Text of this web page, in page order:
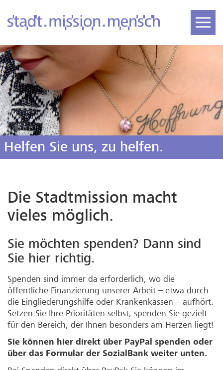
Helfen Sie uns, zu helfen.
Die Stadtmission macht
vieles möglich.
Sie möchten spenden? Dann sind
Sie hier richtig.
Spenden sind immer da erforderlich, wo die
öffentliche Finanzierung unserer Arbeit – etwa durch
die Eingliederungshilfe oder Krankenkassen – aufhört.
Setzen Sie Ihre Prioritäten selbst, spenden Sie gezielt
für den Bereich, der Ihnen besonders am Herzen liegt!
Sie können hier direkt über PayPal spenden oder
über das Formular der SozialBank weiter unten.